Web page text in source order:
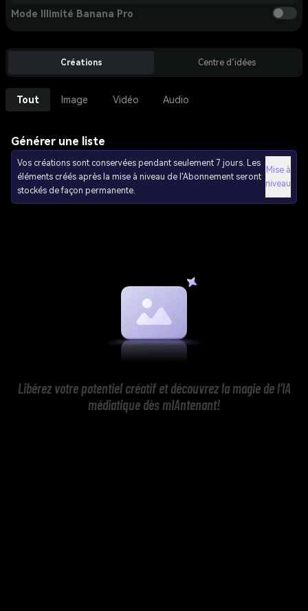
Mode Illimité Banana Pro
Créations Centre d’idées
Tout Image Vidéo Audio
Générer une liste
Vos créations sont conservées pendant seulement 7 jours. Les
éléments créés après la mise à niveau de l'Abonnement seront
stockés de façon permanente.
Mise à
niveau
Libérez votre potentiel créatif et découvrez la magie de l'IA
médiatique dès mIAntenant!